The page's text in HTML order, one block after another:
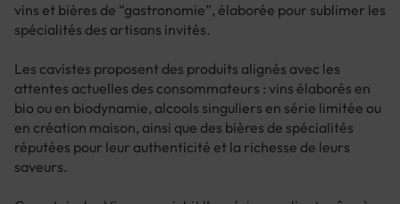
vins et bières de “gastronomie”, élaborée pour sublimer les
spécialités des artisans invités.
Les cavistes proposent des produits alignés avec les
attentes actuelles des consommateurs : vins élaborés en
bio ou en biodynamie, alcools singuliers en série limitée ou
en création maison, ainsi que des bières de spécialités
réputées pour leur authenticité et la richesse de leurs
saveurs.